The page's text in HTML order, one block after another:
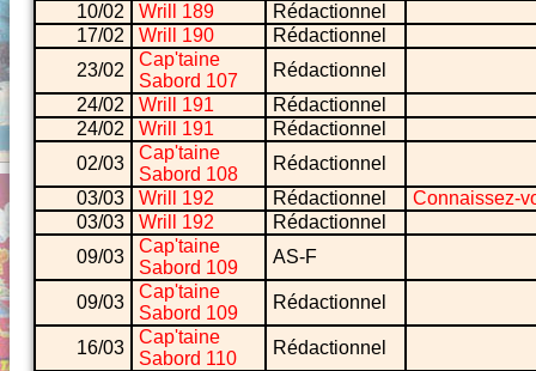
10/02
Wrill 189
Rédactionnel
17/02
Wrill 190
Rédactionnel
23/02
Cap'taine
Sabord 107
Rédactionnel
24/02
Wrill 191
Rédactionnel
24/02
Wrill 191
Rédactionnel
02/03
Cap'taine
Sabord 108
Rédactionnel
03/03
Wrill 192 Rédactionnel
Connaissez-
03/03
Wrill 192
Rédactionnel
09/03
Cap'taine
Sabord 109
AS-F
09/03
Cap'taine
Sabord 109
Rédactionnel
16/03
Cap'taine
Sabord 110
Rédactionnel